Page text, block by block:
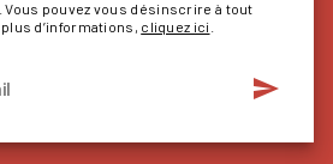
Vous pouvez vous désinscrire à tout
d’informations, cliquez ici
send